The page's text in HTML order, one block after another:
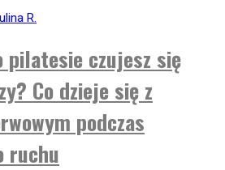
R.
pilatesie czujesz się
Co dzieje się z
podczas
ruchu